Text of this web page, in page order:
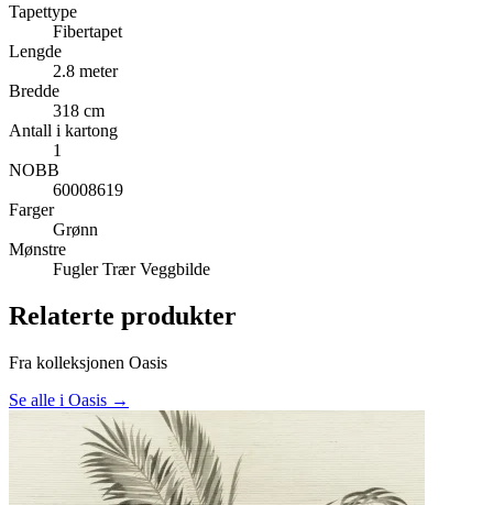
Tapettype
Fibertapet
Lengde
2.8 meter
Bredde
318 cm
Antall i kartong
1
NOBB
60008619
Farger
Grønn
Mønstre
FuglerTrærVeggbilde
Relaterte produkter
Fra kolleksjonen Oasis
Se alle i Oasis →